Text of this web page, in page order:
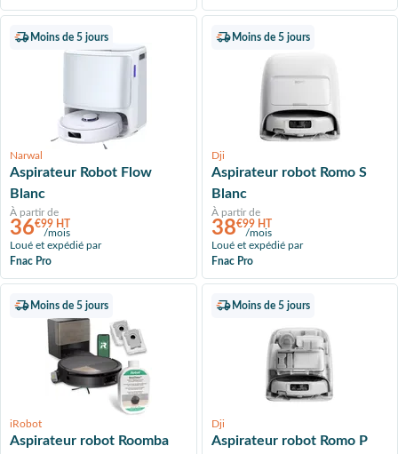
Moins de 5 jours
Narwal
Aspirateur Robot Flow
Blanc
À partir de
36€99 HT
/mois
Loué et expédié par
Fnac Pro
Moins de 5 jours
Dji
Aspirateur robot Romo S
Blanc
À partir de
38€99 HT
/mois
Loué et expédié par
Fnac Pro
Moins de 5 jours
iRobot
Aspirateur robot Roomba
Moins de 5 jours
Dji
Aspirateur robot Romo P